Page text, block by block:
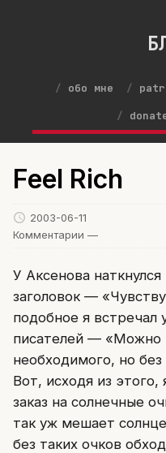
обо мне
Feel Rich
2003-06-11
Комментарии —
У Аксенова
заголовок —
подобное я встречал
писателей — «Можно
необходимого, но
Вот, исходя из
заказ на солнечные
так уж мешает
без таких очков